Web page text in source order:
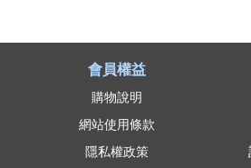
會員權益
購物說明
網站使用條款
隱私權政策